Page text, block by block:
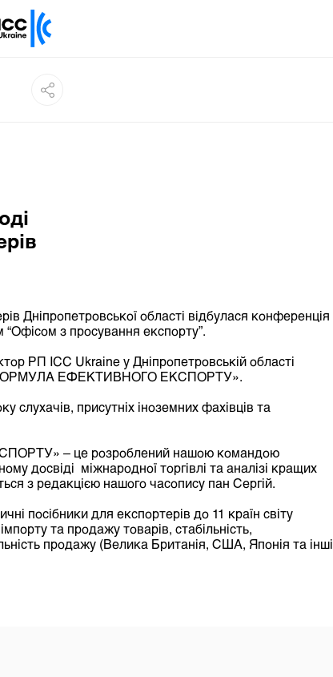
Дніпропетровської області відбулася конференція
“Офісом з просування експорту”.
РП ICC Ukraine у Дніпропетровській області
«ФОРМУЛА ЕФЕКТИВНОГО ЕКСПОРТУ».
слухачів, присутніх іноземних фахівців та
– це розроблений нашою командою
досвіді міжнародної торгівлі та аналізі кращих
з редакцією нашого часопису пан Сергій.
посібники для експортерів до 11 країн світу
та продажу товарів, стабільність,
продажу (Велика Британія, США, Японія та інші